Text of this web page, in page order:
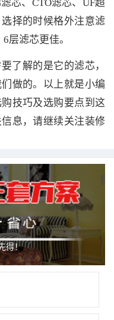
芯、CTO滤芯、UF超
择的时候格外注意滤
层滤芯更佳。
了解的是它的滤芯，
做的。以上就是小编
技巧及选购要点到这
息，请继续关注装修
得！